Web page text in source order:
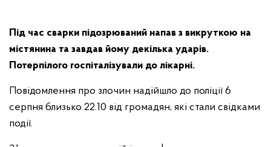
Під час сварки підозрюваний напав з викруткою на
містянина та завдав йому декілька ударів.
Потерпілого госпіталізували до лікарні.
Повідомлення про злочин надійшло до поліції 6
серпня близько 22.10 від громадян, які стали свідками
події.